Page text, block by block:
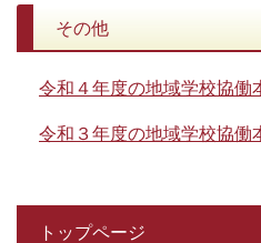
トップページ
その他
令和４年度の地域学校協働
令和３年度の地域学校協働